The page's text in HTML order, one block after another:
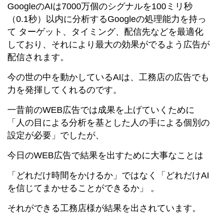
GoogleのAIは7000万個のシグナルを100ミリ秒
（0.1秒）以内に分析するGoogleの処理能力を持っ
て ターゲット、タイミング、配信先などを最適化
しており、それにより最大の効果がでるよう広告が
配信されます。
今の世の中を動かしているAIは、工務店の広告でも
力を発揮してくれるのです。
一昔前のWEB広告では成果を上げていくために
「人の目による分析を基とした人の手による個別の
設定が必要」でしたが、
今日のWEB広告で結果を出すために大事なことは
「どれだけ時間をかけるか」ではなく「どれだけAI
を信じてまかせることができるか」 。
それができる工務店様が結果を出されています。